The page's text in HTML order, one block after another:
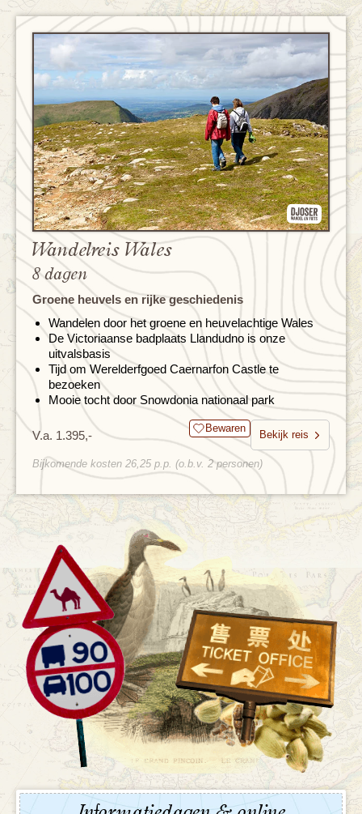
Wandelreis Wales
8 dagen
Groene heuvels en rijke geschiedenis
Wandelen door het groene en heuvelachtige Wales
De Victoriaanse badplaats Llandudno is onze
uitvalsbasis
Tijd om Werelderfgoed Caernarfon Castle te
bezoeken
Mooie tocht door Snowdonia nationaal park
V.a. 1.395,- Bewaren
Bekijk reis
Bijkomende kosten 26,25 p.p. (o.b.v. 2 personen)